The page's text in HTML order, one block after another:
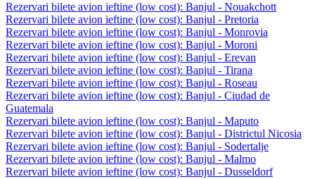
Rezervari bilete avion ieftine (low cost): Banjul - Nouakchott
Rezervari bilete avion ieftine (low cost): Banjul - Pretoria
Rezervari bilete avion ieftine (low cost): Banjul - Monrovia
Rezervari bilete avion ieftine (low cost): Banjul - Moroni
Rezervari bilete avion ieftine (low cost): Banjul - Erevan
Rezervari bilete avion ieftine (low cost): Banjul - Tirana
Rezervari bilete avion ieftine (low cost): Banjul - Roseau
Rezervari bilete avion ieftine (low cost): Banjul - Ciudad de
Guatemala
Rezervari bilete avion ieftine (low cost): Banjul - Maputo
Rezervari bilete avion ieftine (low cost): Banjul - Districtul Nicosia
Rezervari bilete avion ieftine (low cost): Banjul - Sodertalje
Rezervari bilete avion ieftine (low cost): Banjul - Malmo
Rezervari bilete avion ieftine (low cost): Banjul - Dusseldorf